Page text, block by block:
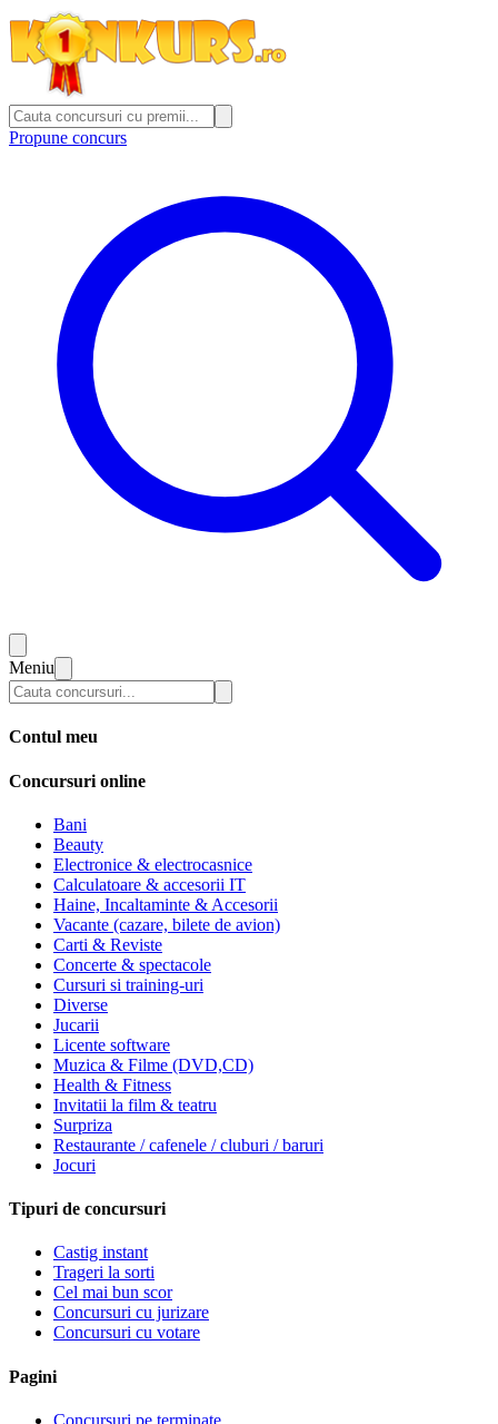
Propune concurs
Meniu
Contul meu
Concursuri online
Bani
Beauty
Electronice & electrocasnice
Calculatoare & accesorii IT
Haine, Incaltaminte & Accesorii
Vacante (cazare, bilete de avion)
Carti & Reviste
Concerte & spectacole
Cursuri si training-uri
Diverse
Jucarii
Licente software
Muzica & Filme (DVD,CD)
Health & Fitness
Invitatii la film & teatru
Surpriza
Restaurante / cafenele / cluburi / baruri
Jocuri
Tipuri de concursuri
Castig instant
Trageri la sorti
Cel mai bun scor
Concursuri cu jurizare
Concursuri cu votare
Pagini
Concursuri pe terminate